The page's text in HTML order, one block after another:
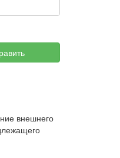
внешнего